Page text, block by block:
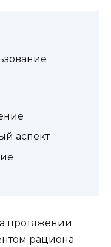
аспект
протяжении
рациона